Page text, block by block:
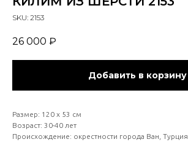
SKU: 2153
26 000 ₽
Добавить в корзину
Размер: 120 х 53 см
Возраст: 30-40 лет
Происхождение: окрестности города Ван, Турция